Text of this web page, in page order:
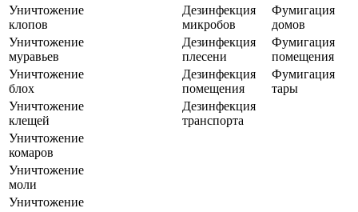
Уничтожение
клопов
Дезинфекция
микробов
Фумигация
домов
Уничтожение
муравьев
Дезинфекция
плесени
Фумигация
помещения
Уничтожение
блох
Дезинфекция
помещения
Фумигация
тары
Уничтожение
клещей
Дезинфекция
транспорта
Уничтожение
комаров
Уничтожение
моли
Уничтожение